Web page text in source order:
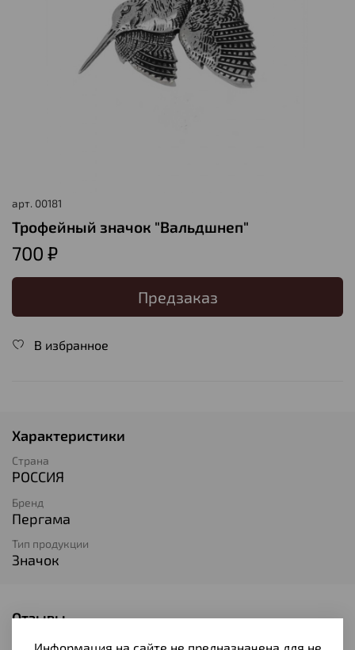
арт. 00181
Трофейный значок "Вальдшнеп"
700 ₽
Предзаказ
В избранное
Характеристики
Страна
РОССИЯ
Бренд
Пергама
Тип продукции
Значок
Отзывы
Отзывов еще никто не оставлял